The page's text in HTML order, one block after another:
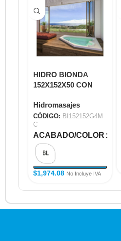
HIDRO BIONDA
152X152X50 CON
CROMOTERAPIA
BI152152G4MC
Hidromasajes
CÓDIGO: BI152152G4M
C
ACABADO/COLOR
$1,974.08 No Incluye IVA